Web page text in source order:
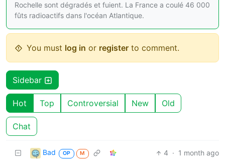
Rochelle sont dégradés et fuient. La France a coulé 46 000
fûts radioactifs dans l'océan Atlantique.
You must log in or register to comment.
Sidebar
Hot Top Controversial New Old
Chat
Bad OP M 4 · 1 month ago